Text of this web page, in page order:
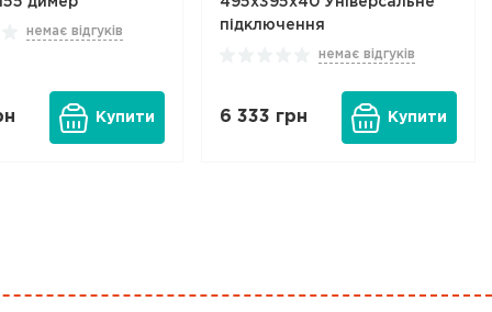
немає відгуків
Купити
підключення
немає відгуків
6 333 грн Купити